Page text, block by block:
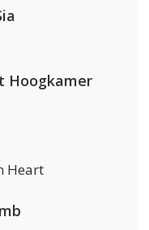
Hoogkamer
Heart